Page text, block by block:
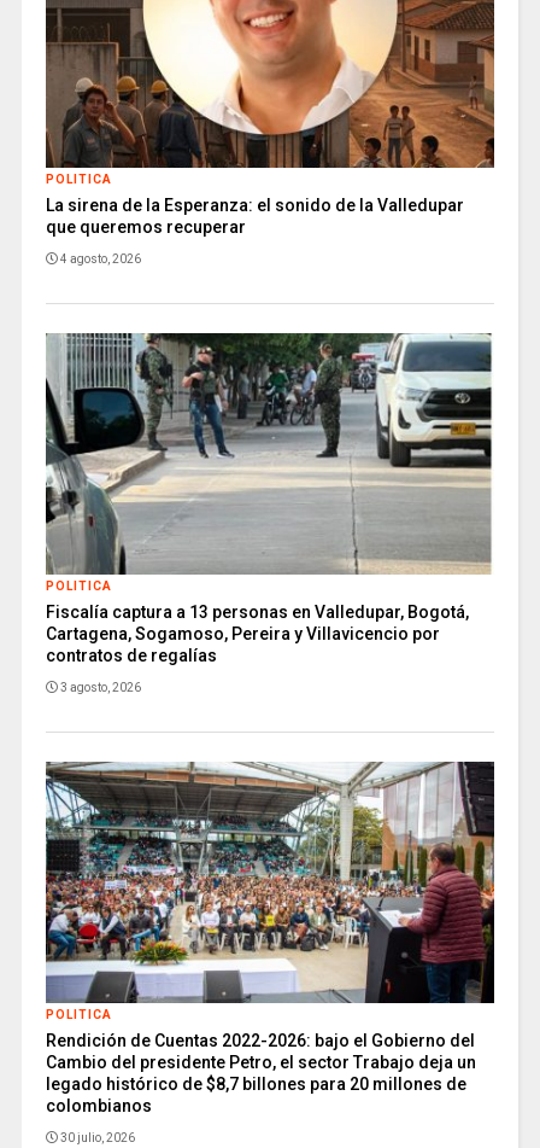
POLITICA
La sirena de la Esperanza: el sonido de la Valledupar
que queremos recuperar
4 agosto, 2026
POLITICA
Fiscalía captura a 13 personas en Valledupar, Bogotá,
Cartagena, Sogamoso, Pereira y Villavicencio por
contratos de regalías
3 agosto, 2026
POLITICA
Rendición de Cuentas 2022-2026: bajo el Gobierno del
Cambio del presidente Petro, el sector Trabajo deja un
legado histórico de $8,7 billones para 20 millones de
colombianos
30 julio, 2026